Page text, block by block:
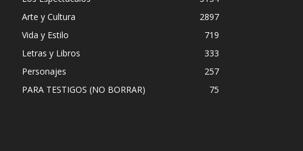
Arte y Cultura
2897
Vida y Estilo
719
Letras y Libros
333
Personajes
257
PARA TESTIGOS (NO BORRAR)
75